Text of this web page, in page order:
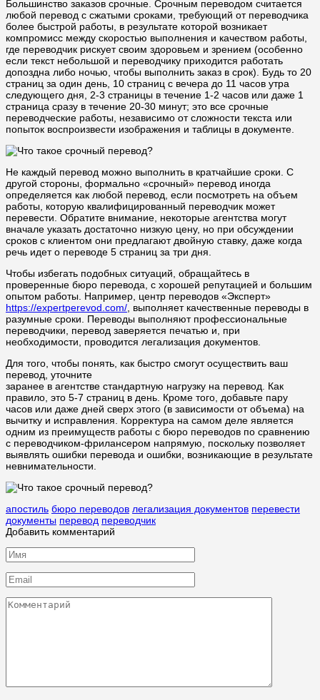
Большинство заказов срочные. Срочным переводом считается
любой перевод с сжатыми сроками, требующий от переводчика
более быстрой работы, в результате которой возникает
компромисс между скоростью выполнения и качеством работы,
где переводчик рискует своим здоровьем и зрением (особенно
если текст небольшой и переводчику приходится работать
допоздна либо ночью, чтобы выполнить заказ в срок). Будь то 20
страниц за один день, 10 страниц с вечера до 11 часов утра
следующего дня, 2-3 страницы в течение 1-2 часов или даже 1
страница сразу в течение 20-30 минут; это все срочные
переводческие работы, независимо от сложности текста или
попыток воспроизвести изображения и таблицы в документе.
Не каждый перевод можно выполнить в кратчайшие сроки. С
другой стороны, формально «срочный» перевод иногда
определяется как любой перевод, если посмотреть на объем
работы, которую квалифицированный переводчик может
перевести. Обратите внимание, некоторые агентства могут
вначале указать достаточно низкую цену, но при обсуждении
сроков с клиентом они предлагают двойную ставку, даже когда
речь идет о переводе 5 страниц за три дня.
Чтобы избегать подобных ситуаций, обращайтесь в
проверенные бюро перевода, с хорошей репутацией и большим
опытом работы. Например, центр переводов «Эксперт»
https://expertperevod.com/ , выполняет качественные переводы в
разумные сроки. Переводы выполняют профессиональные
переводчики, перевод заверяется печатью и, при
необходимости, проводится легализация документов.
Для того, чтобы понять, как быстро смогут осуществить ваш
перевод, уточните
заранее в агентстве стандартную нагрузку на перевод. Как
правило, это 5-7 страниц в день. Кроме того, добавьте пару
часов или даже дней сверх этого (в зависимости от объема) на
вычитку и исправления. Корректура на самом деле является
одним из преимуществ работы с бюро переводов по сравнению
с переводчиком-фрилансером напрямую, поскольку позволяет
выявлять ошибки перевода и ошибки, возникающие в результате
невнимательности.
апостиль бюро переводов легализация документов перевести
документы перевод переводчик
Добавить комментарий
Имя
*
Email
*
Комментарий